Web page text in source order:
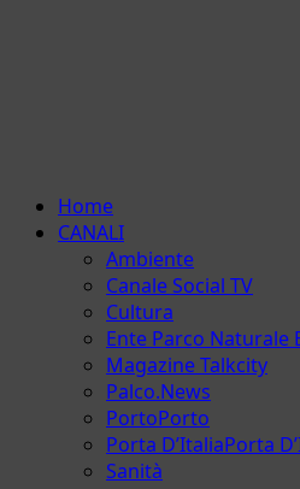
Menu
principale
Home
CANALI
Ambiente
Canale Social TV
Cultura
Ente Parco
Magazine Talkcity
Palco.News
PortoPorto
Porta D’ItaliaPorta
Sanità